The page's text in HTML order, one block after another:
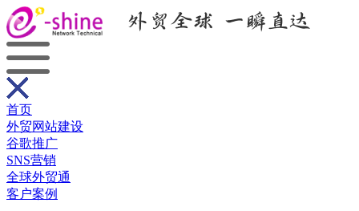
首页
外贸网站建设
谷歌推广
SNS营销
全球外贸通
客户案例